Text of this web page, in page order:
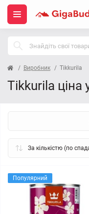
Виробник Tikkurila
Tikkurila ціна
Популярний